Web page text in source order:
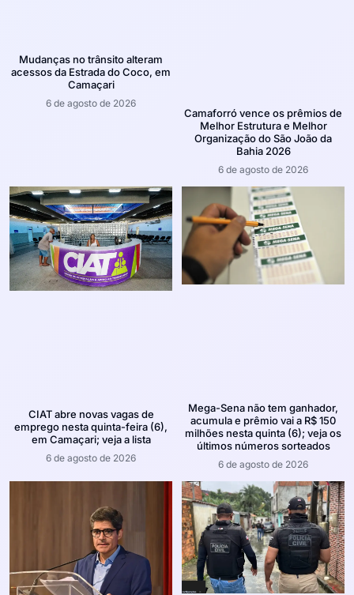
Mudanças no trânsito alteram
acessos da Estrada do Coco, em
Camaçari
6 de agosto de 2026
Camaforró vence os prêmios de
Melhor Estrutura e Melhor
Organização do São João da
Bahia 2026
6 de agosto de 2026
CIAT abre novas vagas de
emprego nesta quinta-feira (6),
em Camaçari; veja a lista
6 de agosto de 2026
Mega-Sena não tem ganhador,
acumula e prêmio vai a R$ 150
milhões nesta quinta (6); veja os
últimos números sorteados
6 de agosto de 2026